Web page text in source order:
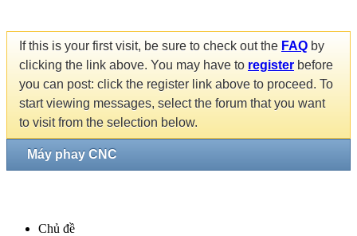
If this is your first visit, be sure to check out the FAQ by
clicking the link above. You may have to register before
you can post: click the register link above to proceed. To
start viewing messages, select the forum that you want
to visit from the selection below.
Máy phay CNC
Chủ đề